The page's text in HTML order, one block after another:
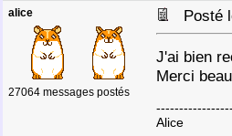
alice
27064 messages postés
Posté
J'ai bien
Merci
Alice